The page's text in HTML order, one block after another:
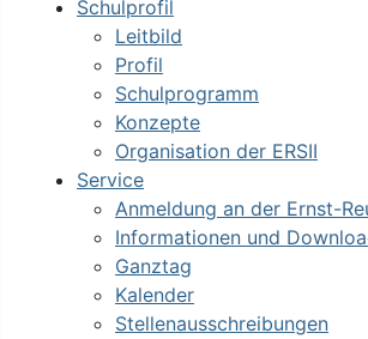
Schulprofil
Leitbild
Profil
Schulprogramm
Konzepte
Organisation der ERSII
Service
Anmeldung an der Ernst-
Informationen und
Ganztag
Kalender
Stellenausschreibungen